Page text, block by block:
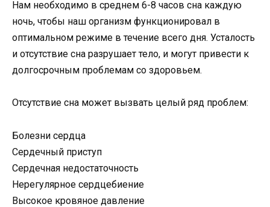
Нам необходимо в среднем 6-8 часов сна каждую
ночь, чтобы наш организм функционировал в
оптимальном режиме в течение всего дня. Усталость
и отсутствие сна разрушает тело, и могут привести к
долгосрочным проблемам со здоровьем.
Отсутствие сна может вызвать целый ряд проблем:
Болезни сердца
Сердечный приступ
Сердечная недостаточность
Нерегулярное сердцебиение
Высокое кровяное давление